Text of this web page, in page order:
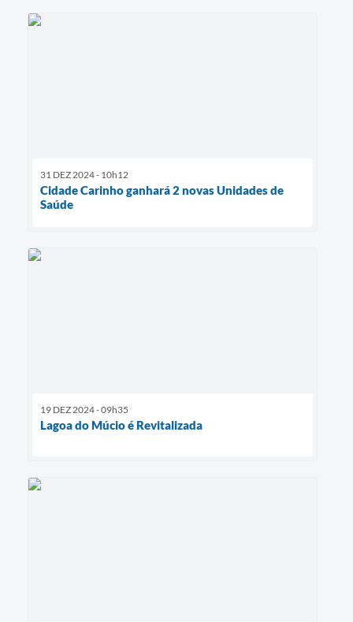
31 DEZ 2024 - 10h12
Cidade Carinho ganhará 2 novas Unidades de
Saúde
19 DEZ 2024 - 09h35
Lagoa do Múcio é Revitalizada